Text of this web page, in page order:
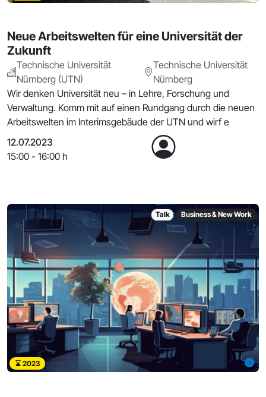
Neue Arbeitswelten für eine Universität der
Zukunft
Technische Universität
Nürnberg (UTN)
Technische Universität
Nürnberg
Wir denken Universität neu – in Lehre, Forschung und
Verwaltung. Komm mit auf einen Rundgang durch die neuen
Arbeitswelten im Interimsgebäude der UTN und wirf e
12.07.2023
15:00 - 16:00 h
Talk Business & New Work
2023